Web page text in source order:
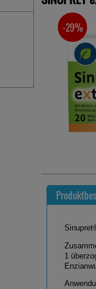
SIE SPAREN
-29%
1